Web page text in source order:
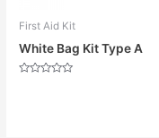
First Aid Kit
White Bag Kit Type A